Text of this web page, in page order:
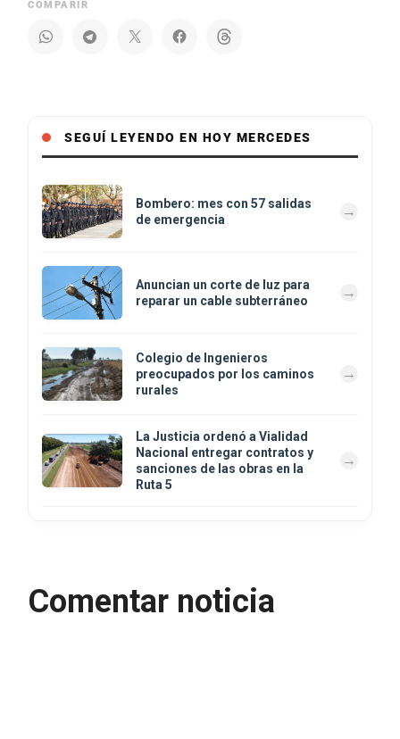
COMPARIR
SEGUÍ LEYENDO EN HOY MERCEDES
Bombero: mes con 57 salidas
de emergencia
Anuncian un corte de luz para
reparar un cable subterráneo
Colegio de Ingenieros
preocupados por los caminos
rurales
La Justicia ordenó a Vialidad
Nacional entregar contratos y
sanciones de las obras en la
Ruta 5
Comentar noticia